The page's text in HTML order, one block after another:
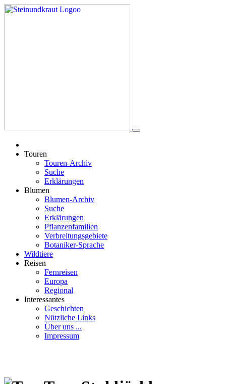
Touren
Touren-Archiv
Suche
Erklärungen
Blumen
Blumen-Archiv
Suche
Erklärungen
Pflanzenfamilien
Verbreitungsgebiete
Botaniker-Sprache
Wildtiere
Reisen
Fernreisen
Europa
Regional
Interessantes
Geschichten
Nützliche Links
Über uns ...
Impressum